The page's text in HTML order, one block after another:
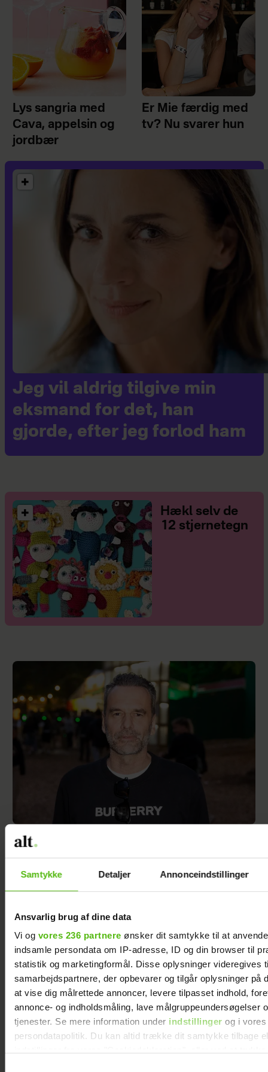
Samtykke Detaljer Annonceindstillinger
Ansvarlig brug af dine data
Vi og vores 236 partnere ønsker dit samtykke til at
indsamle persondata om IP-adresse, ID og din browser til
statistik og marketingformål. Disse oplysninger videregives
samarbejdspartnere, der opbevarer og tilgår oplysninger på
at vise dig målrettede annoncer, levere tilpasset indhold,
annonce- og indholdsmåling, lave målgruppeundersøgelser
tjenester. Se mere information under indstillinger og i vores
persondatapolitik. Du kan altid trække dit samtykke tilbage
Lys sangria med
Cava, appelsin og
jordbær
Er Mie færdig med
tv? Nu svarer hun
Jeg vil aldrig tilgive min
eksmand for det, han
gjorde, efter jeg forlod ham
Hækl selv de
12 stjernetegn
Jesper Buch afslører ukendt fortid: "På et
tidspunkt var der en skillevej"
Steen Langeberg på kærestedate: Gør det
første gang med konen